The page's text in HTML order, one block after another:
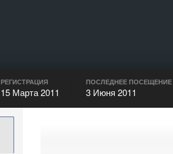
РЕГИСТРАЦИЯ
15 Марта 2011
ПОСЛЕДНЕЕ ПОСЕЩЕНИЕ
3 Июня 2011